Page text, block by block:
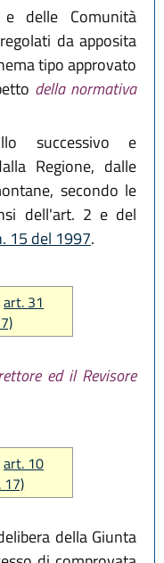
delle Comunità
da apposita
tipo approvato
della normativa
successivo e
Regione, dalle
secondo le
dell'art. 2 e del
15 del 1997.
art. 31
ed il Revisore
art. 10
17)
della Giunta